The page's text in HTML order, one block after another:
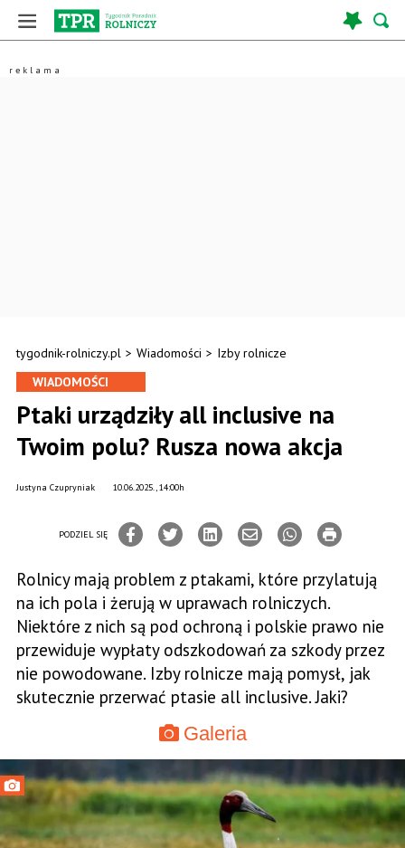
tygodnik-rolniczy.pl > Wiadomości > Izby rolnicze
WIADOMOŚCI
Ptaki urządziły all inclusive na
Twoim polu? Rusza nowa akcja
10.06.2025., 14:00h
Justyna Czupryniak
PODZIEL SIĘ
Rolnicy mają problem z ptakami, które przylatują
na ich pola i żerują w uprawach rolniczych.
Niektóre z nich są pod ochroną i polskie prawo nie
przewiduje wypłaty odszkodowań za szkody przez
nie powodowane. Izby rolnicze mają pomysł, jak
skutecznie przerwać ptasie all inclusive. Jaki?
Galeria